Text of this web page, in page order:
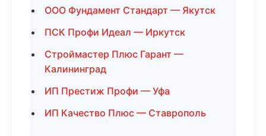
ООО Фундамент Стандарт — Якутск
ПСК Профи Идеал — Иркутск
Строймастер Плюс Гарант —
Калининград
ИП Престиж Профи — Уфа
ИП Качество Плюс — Ставрополь